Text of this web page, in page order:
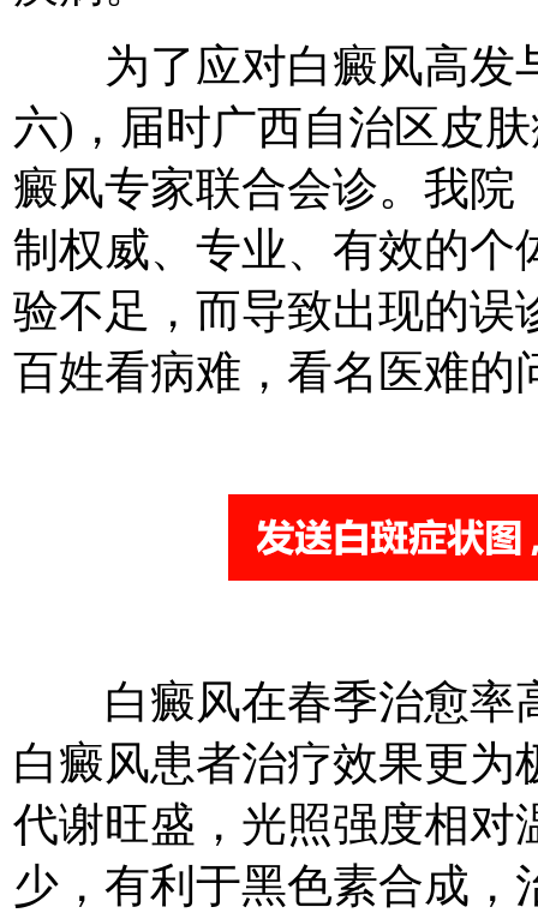
为了应对白癜风高发
六)，届时广西自治区皮
癜风专家联合会诊。我院
制权威、专业、有效的个
验不足，而导致出现的误
百姓看病难，看名医难的
白癜风在春季治愈率
白癜风患者治疗效果更为
代谢旺盛，光照强度相对
少，有利于黑色素合成，